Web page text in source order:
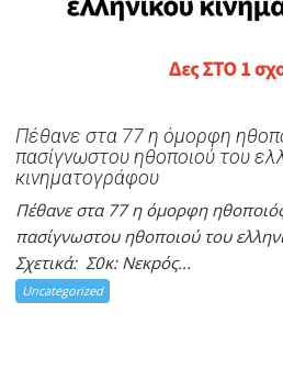
Πέθανε στα 77 η όμορφη
πασίγνωστου ηθοποιού του
κινηματογράφου
Πέθανε στα 77 η όμορφη
πασίγνωστου ηθοποιού του
Σχετικά: Σ0κ: Νεκpός...
Uncategorized